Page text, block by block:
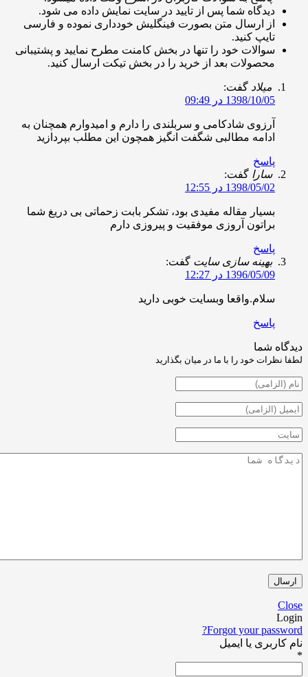
شما پس از تایید در سایت نمایش داده می شود.
ارسال متن بصورت فینگلیش خودداری نموده و فارسی
کنید.
خود را تنها در بخش کامنت مطرح نمایید و پشتیبانی
بعد از خرید را در بخش تیکت ارسال کنید.
گفت:
10/05 در 09:49
شادکامی و سربلندی را دارم و امیدوارم همچنان به
مطالبی شگفت انگیز همچون این مطلب بپردازید
گفت:
05/02 در 12:55
مقاله مفیدی بود، تشکر بابت زحماتی بی دریغ شما
آروزی موفقیت و پیروزی دارم
بهینه سازی سایت گفت:
05/09 در 12:27
وبسایت خوبی دارید
شما
خود را با ما در میان بگذارید
Forgot your
یا ایمیل